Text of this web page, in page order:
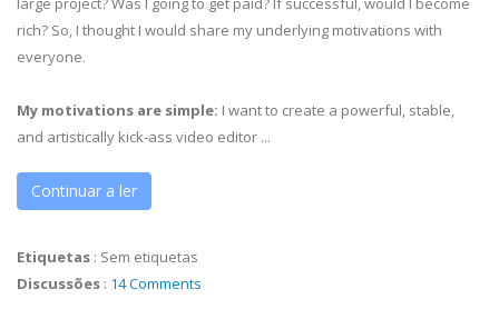
rich? So, I thought I would share my underlying motivations with
everyone.
My motivations are simple: I want to create a powerful, stable,
and artistically kick-ass video editor ...
Continuar a ler
Etiquetas : Sem etiquetas
Discussões : 14 Comments